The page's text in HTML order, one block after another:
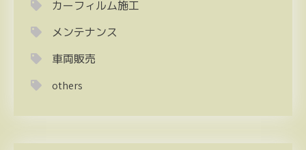
カーフィルム施工
メンテナンス
車両販売
others